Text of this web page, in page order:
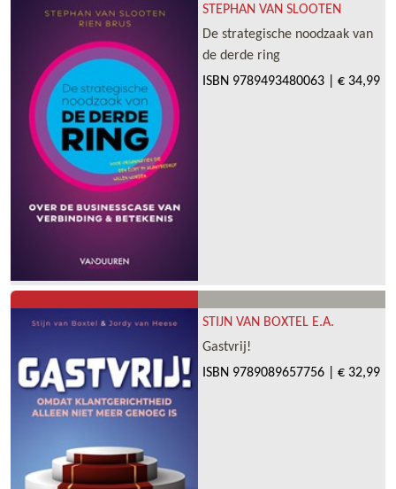
STEPHAN VAN SLOOTEN
De strategische noodzaak van
de derde ring
ISBN 9789493480063 € 34,99
STIJN VAN BOXTEL E.A.
Gastvrij!
ISBN 9789089657756 € 32,99